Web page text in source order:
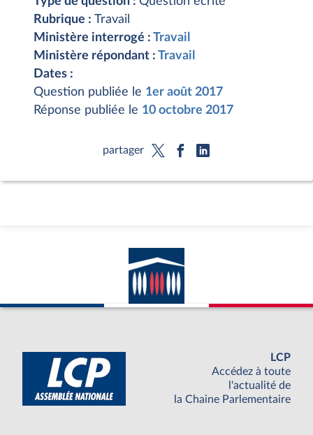
Rubrique : Travail
Ministère interrogé : Travail
Ministère répondant : Travail
Dates :
Question publiée le 1er août 2017
Réponse publiée le 10 octobre 2017
partager
LCP
Accédez à toute
l'actualité de
la Chaine Parlementaire